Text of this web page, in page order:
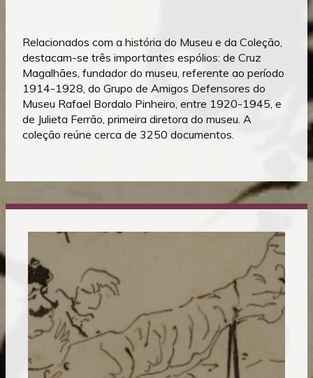
Relacionados com a história do Museu e da Coleção,
destacam-se três importantes espólios: de Cruz
Magalhães, fundador do museu, referente ao período
1914-1928, do Grupo de Amigos Defensores do
Museu Rafael Bordalo Pinheiro, entre 1920-1945, e
de Julieta Ferrão, primeira diretora do museu. A
coleção reúne cerca de 3250 documentos.